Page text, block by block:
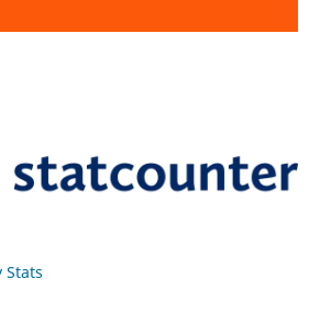
Stats